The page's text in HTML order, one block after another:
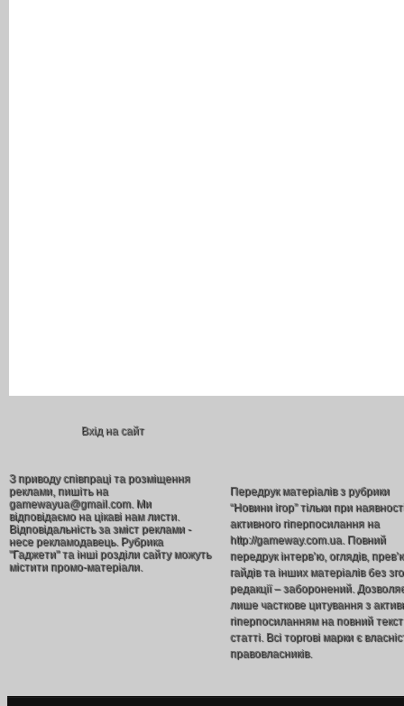
Вхід на сайт
З приводу співпраці та розміщення
реклами, пишіть на
gamewayua@gmail.com. Ми
відповідаємо на цікаві нам листи.
Відповідальність за зміст реклами -
несе рекламодавець. Рубрика
"Гаджети" та інші розділи сайту можуть
містити промо-матеріали.
Передрук матеріалів з рубрики
“Новини ігор” тільки при
активного гіперпосилання на
http://gameway.com.ua. Повний
передрук інтерв’ю, оглядів,
гайдів та інших матеріалів без
редакції – заборонений.
лише часткове цитування з
гіперпосиланням на повний текст
статті. Всі торгові марки є
правовласників.